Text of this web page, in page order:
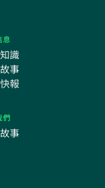
息
識
事
報
們
事